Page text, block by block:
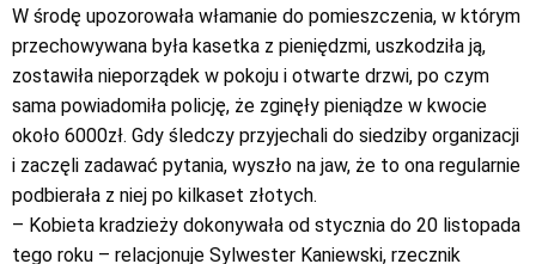
W środę upozorowała włamanie do pomieszczenia, w którym
przechowywana była kasetka z pieniędzmi, uszkodziła ją,
zostawiła nieporządek w pokoju i otwarte drzwi, po czym
sama powiadomiła policję, że zginęły pieniądze w kwocie
około 6000zł. Gdy śledczy przyjechali do siedziby organizacji
i zaczęli zadawać pytania, wyszło na jaw, że to ona regularnie
podbierała z niej po kilkaset złotych.
– Kobieta kradzieży dokonywała od stycznia do 20 listopada
tego roku – relacjonuje Sylwester Kaniewski, rzecznik